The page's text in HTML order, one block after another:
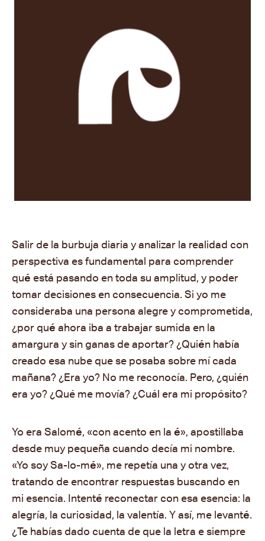
Salir de la burbuja diaria y analizar la realidad con
perspectiva es fundamental para comprender
qué está pasando en toda su amplitud, y poder
tomar decisiones en consecuencia. Si yo me
consideraba una persona alegre y comprometida,
¿por qué ahora iba a trabajar sumida en la
amargura y sin ganas de aportar? ¿Quién había
creado esa nube que se posaba sobre mí cada
mañana? ¿Era yo? No me reconocía. Pero, ¿quién
era yo? ¿Qué me movía? ¿Cuál era mi propósito?
Yo era Salomé, «con acento en la é», apostillaba
desde muy pequeña cuando decía mi nombre.
«Yo soy Sa-lo-mé», me repetía una y otra vez,
tratando de encontrar respuestas buscando en
mi esencia. Intenté reconectar con esa esencia: la
alegría, la curiosidad, la valentía. Y así, me levanté.
¿Te habías dado cuenta de que la letra e siempre